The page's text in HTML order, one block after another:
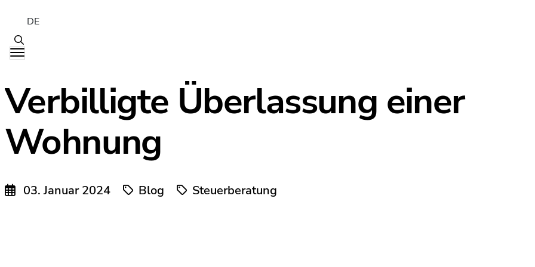
DE
Verbilligte Überlassung einer
Wohnung
03. Januar 2024 Blog Steuerberatung